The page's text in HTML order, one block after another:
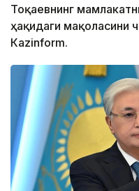
Тоқаевнинг
ҳақидаги мақоласини
Кazinform.